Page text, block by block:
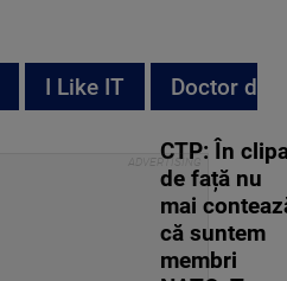
I Like IT Doctor de
CTP: În
de față nu
mai
că suntem
membri